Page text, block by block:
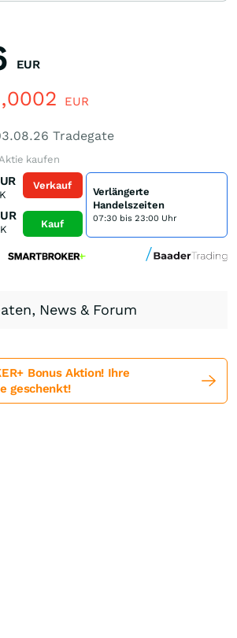
EUR
EUR
Tradegate
kaufen
Verkauf
Kauf
Verlängerte
Handelszeiten
07:30 bis 23:00 Uhr
News & Forum
Bonus Aktion! Ihre
geschenkt!